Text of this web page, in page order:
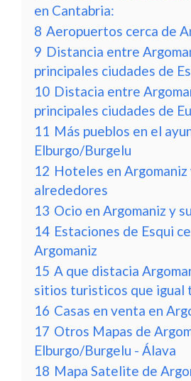
en Cantabria:
8 Aeropuertos cerca de
9 Distancia entre
principales ciudades de
10 Distacia entre
principales ciudades de
11 Más pueblos en el
Elburgo/Burgelu
12 Hoteles en Argomaniz
alrededores
13 Ocio en Argomaniz y
14 Estaciones de Esqui
Argomaniz
15 A que distacia
sitios turisticos que igual
16 Casas en venta en
17 Otros Mapas de
Elburgo/Burgelu - Álava
18 Mapa Satelite de